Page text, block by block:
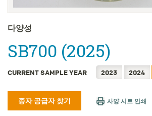
ENGLISH
FRANÇAIS
简体中文
繁體中文
TIẾNG VIỆT
다양성
SB700 (2025)
CURRENT SAMPLE YEAR 2023 2024
종자 공급자 찾기 사양 시트 인쇄